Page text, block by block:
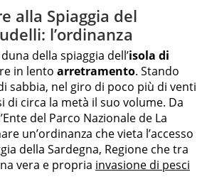
alla Spiaggia del
l’ordinanza
della spiaggia dell’isola di
in lento arretramento. Stando
sabbia, nel giro di poco più di venti
di circa la metà il suo volume. Da
del Parco Nazionale de La
un’ordinanza che vieta l’accesso
della Sardegna, Regione che tra
vera e propria invasione di pesci